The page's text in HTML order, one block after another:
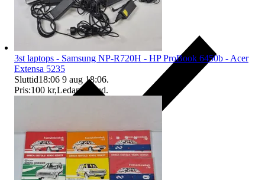
3st laptops - Samsung NP-R720H - HP ProBook 6450b - Acer
Extensa 5235
Sluttid18:06 9 aug 18:06.
Pris:100 kr,Ledande bud.